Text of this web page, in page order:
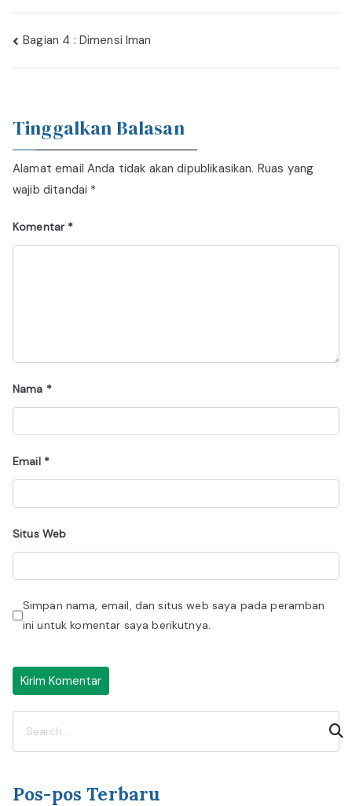
Navigasi
Bagian 4 : Dimensi Iman
Tinggalkan Balasan
Alamat email Anda tidak akan dipublikasikan. Ruas yang
wajib ditandai *
Komentar *
Nama *
Email *
Situs Web
Simpan nama, email, dan situs web saya pada peramban
ini untuk komentar saya berikutnya.
Pos-pos Terbaru